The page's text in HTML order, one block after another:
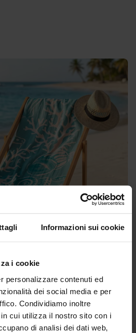
Informazioni sui cookie
i cookie
personalizzare contenuti ed
dei social media e per
Condividiamo inoltre
cui utilizza il nostro sito con i
di analisi dei dati web,